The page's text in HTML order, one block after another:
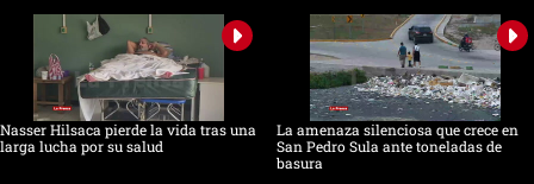
Nasser Hilsaca pierde la vida tras una
larga lucha por su salud
La amenaza silenciosa que crece en
San Pedro Sula ante toneladas de
basura